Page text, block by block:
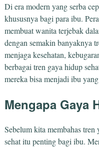
Di era modern yang serba
khususnya bagi para ibu.
membuat wanita terjebak
dengan semakin banyaknya
menjaga kesehatan,
berbagai tren gaya hidup
mereka bisa menjadi ibu
Mengapa Gaya
Sebelum kita membahas
sehat itu penting bagi ibu.